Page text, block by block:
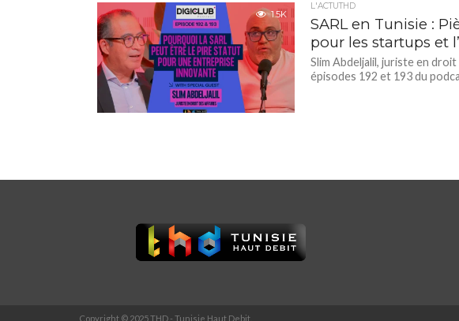
1.5K
L'ACTUTHD
SARL en Tunisie :
pour les startups et
Slim Abdeljalil, juriste en
épisodes 192 et 193 du
Copyright © 2025 THD - Tunisie Haut Debit.